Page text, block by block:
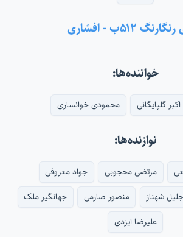
۵۱۲ب - افشاری
خواننده‌ها:
اکبر گلپایگانی محمودی خوانساری
نوازنده‌ها:
مرتضی محجوبی
جواد معروفی
جلیل شهناز منصور صارمی
جهانگیر ملک
علیرضا ایزدی